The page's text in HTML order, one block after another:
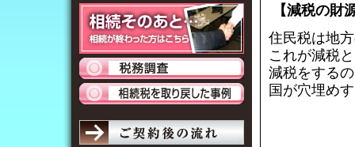
【減税の財
住民税は地
これが減税
減税をする
国が穴埋め